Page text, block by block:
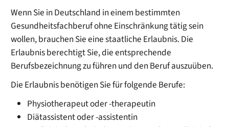
Wenn Sie in Deutschland in einem bestimmten
Gesundheitsfachberuf ohne Einschränkung tätig sein
wollen, brauchen Sie eine staatliche Erlaubnis. Die
Erlaubnis berechtigt Sie, die entsprechende
Berufsbezeichnung zu führen und den Beruf auszuüben.
Die Erlaubnis benötigen Sie für folgende Berufe:
Physiotherapeut oder -therapeutin
Diätassistent oder -assistentin